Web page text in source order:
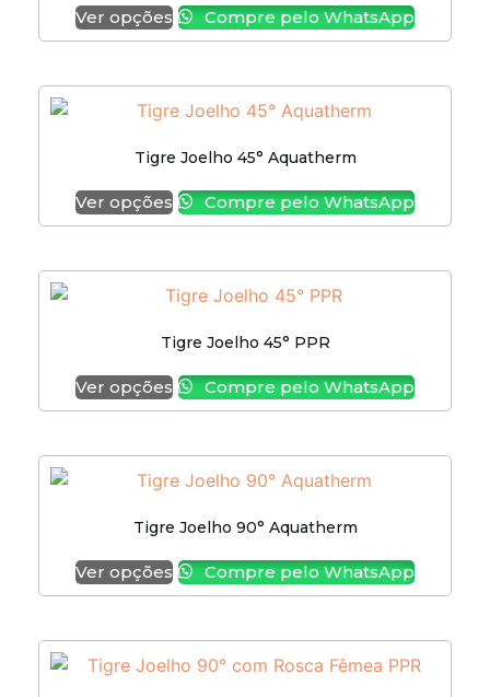
Ver opções Compre pelo WhatsApp
Tigre Joelho 45° Aquatherm
Ver opções Compre pelo WhatsApp
Tigre Joelho 45° PPR
Ver opções Compre pelo WhatsApp
Tigre Joelho 90° Aquatherm
Ver opções Compre pelo WhatsApp